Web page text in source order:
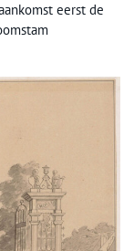
eerst de